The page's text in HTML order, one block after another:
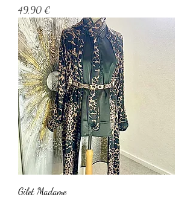
Prix
49,90 €
Gilet Madame